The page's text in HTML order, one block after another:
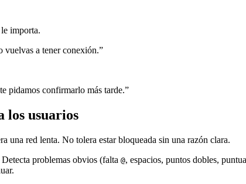
importa.
vuelvas a tener conexión.”
pidamos confirmarlo más tarde.”
los usuarios
una red lenta. No tolera estar bloqueada sin una razón clara.
problemas obvios (falta @, espacios, puntos dobles,